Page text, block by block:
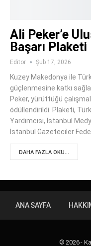
Ali Peker’e
Başarı Plaketi
Editor Şub 17, 2026
Kuzey Makedonya ile
güçlenmesine katkı
Peker, yürüttüğü
ödüllendirildi. Plaketi,
Yardımcısı, İstanbul
İstanbul Gazeteciler
DAHA FAZLA OKU...
ANA SAYFA
© 2026 -